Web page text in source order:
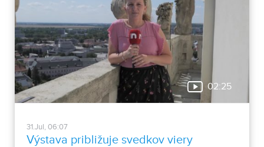
02:25
31.Jul, 06:07
Výstava približuje svedkov viery